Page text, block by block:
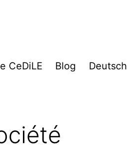
CeDiLE Blog Deutsch